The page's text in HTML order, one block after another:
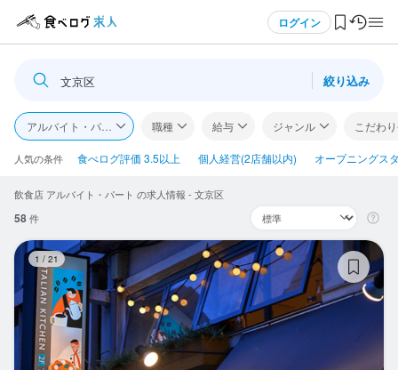
ログイン
食べログ求人TOP
求人検索
閲覧履歴
気になる求人
検索履歴・保存した条件
文京区 絞り込み
アルバイト・パート 職種 給与 ジャンル こだわ
人気の条件 食べログ評価 3.5以上 個人経営(2店舗以内) オープニングス
飲食店 アルバイト・パート の求人情報 - 文京区
58件
1 / 21